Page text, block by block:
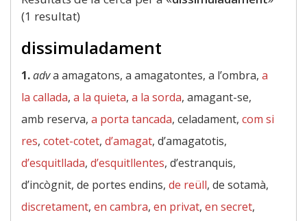
(1 resultat)
dissimuladament
1.adva amagatons, a amagatontes, a l’ombra, a
la callada, a la quieta, a la sorda, amagant-se,
amb reserva, a porta tancada, celadament, com si
res, cotet-cotet, d’amagat, d’amagatotis,
d’esquitllada, d’esquitllentes, d’estranquis,
d’incògnit, de portes endins, de reüll, de sotamà,
discretament, en cambra, en privat, en secret,